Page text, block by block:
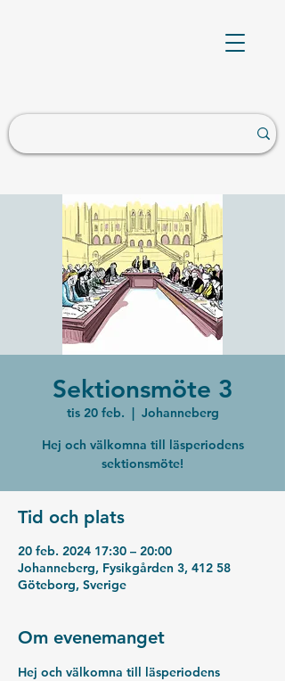
Sektionsmöte 3
tis 20 feb.
  |
Johanneberg
Hej och välkomna till läsperiodens
sektionsmöte!
Tid och plats
20 feb. 2024 17:30 – 20:00
Johanneberg, Fysikgården 3, 412 58
Göteborg, Sverige
Om evenemanget
Hej och välkomna till läsperiodens